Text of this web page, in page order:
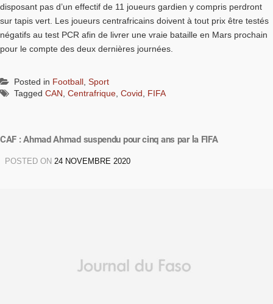
disposant pas d’un effectif de 11 joueurs gardien y compris perdront
sur tapis vert. Les joueurs centrafricains doivent à tout prix être testés
négatifs au test PCR afin de livrer une vraie bataille en Mars prochain
pour le compte des deux dernières journées.
Posted in Football Sport
Tagged CAN Centrafrique Covid FIFA
CAF : Ahmad Ahmad suspendu pour cinq ans par la FIFA
POSTED ON 24 NOVEMBRE 2020